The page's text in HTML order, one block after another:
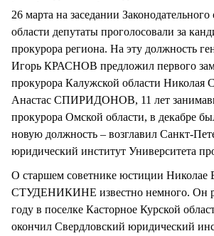
26 марта на заседании
области депутаты проголосовали за
прокурора региона. На эту должность
Игорь КРАСНОВ предложил первого
прокурора Калужской области
Анастас СПИРИДОНОВ, 11 лет
прокурора Омской области, в декабре
новую должность – возглавил Санкт-
юридический институт Университета
О старшем советнике юстиции Николае
СТУДЕНИКИНЕ известно немного. Он
году в поселке Касторное Курской
окончил Свердловский юридический